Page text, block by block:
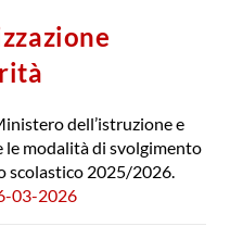
dell’istruzione e
le modalità di svolgimento
scolastico 2025/2026.
03-2026